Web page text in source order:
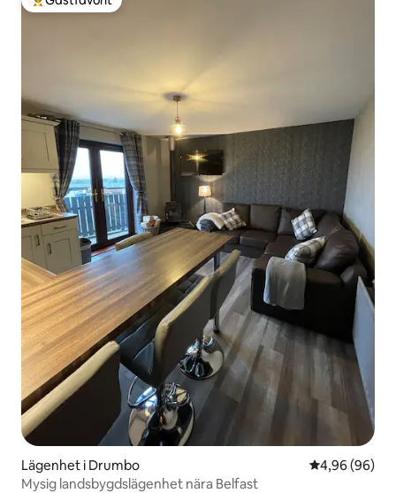
Populär gästfavorit
Lägenhet i Drumbo 4,96 av 5 i
4,96 (96)
Mysig landsbygdslägenhet nära Belfast